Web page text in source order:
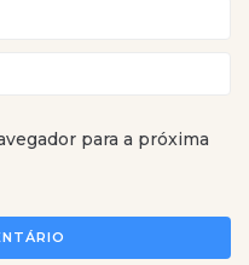
para a próxima